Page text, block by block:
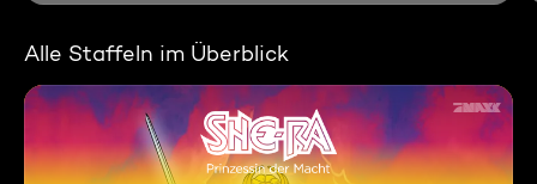
Alle Staffeln im Überblick